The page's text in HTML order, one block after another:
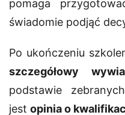
pomaga
świadomie podjąć
Po ukończeniu
szczegółowy
podstawie
jest opinia o